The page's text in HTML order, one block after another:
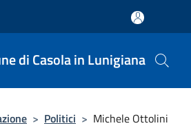
di Casola in Lunigiana
> Politici > Michele Ottolini